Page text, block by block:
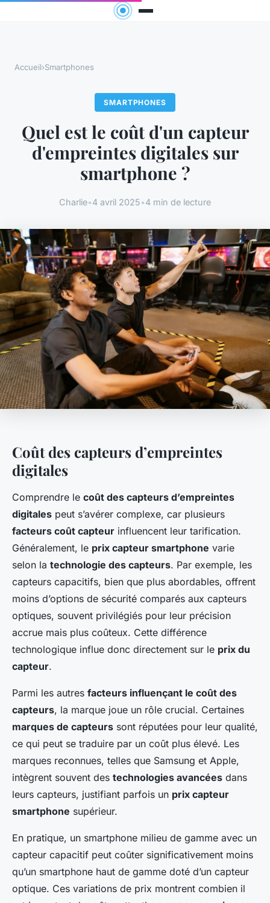
Accueil›Smartphones
SMARTPHONES
Quel est le coût d'un capteur
d'empreintes digitales sur
smartphone ?
Charlie•4 avril 2025•4 min de lecture
Coût des capteurs d’empreintes
digitales
Comprendre le coût des capteurs d’empreintes
digitales peut s’avérer complexe, car plusieurs
facteurs coût capteur influencent leur tarification.
Généralement, le prix capteur smartphone varie
selon la technologie des capteurs. Par exemple, les
capteurs capacitifs, bien que plus abordables, offrent
moins d’options de sécurité comparés aux capteurs
optiques, souvent privilégiés pour leur précision
accrue mais plus coûteux. Cette différence
technologique influe donc directement sur le prix du
capteur.
Parmi les autres facteurs influençant le coût des
capteurs, la marque joue un rôle crucial. Certaines
marques de capteurs sont réputées pour leur qualité,
ce qui peut se traduire par un coût plus élevé. Les
marques reconnues, telles que Samsung et Apple,
intègrent souvent des technologies avancées dans
leurs capteurs, justifiant parfois un prix capteur
smartphone supérieur.
En pratique, un smartphone milieu de gamme avec un
capteur capacitif peut coûter significativement moins
qu’un smartphone haut de gamme doté d’un capteur
optique. Ces variations de prix montrent combien il